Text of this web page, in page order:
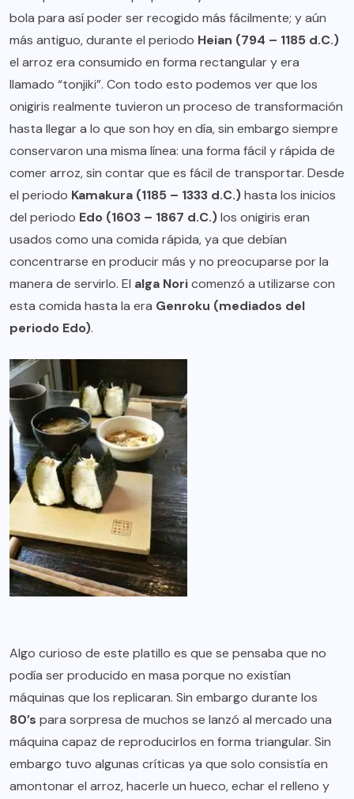
bola para así poder ser recogido más fácilmente; y aún
más antiguo, durante el periodo Heian (794 – 1185 d.C.)
el arroz era consumido en forma rectangular y era
llamado “tonjiki”. Con todo esto podemos ver que los
onigiris realmente tuvieron un proceso de transformación
hasta llegar a lo que son hoy en día, sin embargo siempre
conservaron una misma línea: una forma fácil y rápida de
comer arroz, sin contar que es fácil de transportar. Desde
el periodo Kamakura (1185 – 1333 d.C.)hasta los inicios
del periodo Edo (1603 – 1867 d.C.)los onigiris eran
usados como una comida rápida, ya que debían
concentrarse en producir más y no preocuparse por la
manera de servirlo. El alga Noricomenzó a utilizarse con
esta comida hasta la era Genroku (mediados del
periodo Edo).
Algo curioso de este platillo es que se pensaba que no
podía ser producido en masa porque no existían
máquinas que los replicaran. Sin embargo durante los
80’s para sorpresa de muchos se lanzó al mercado una
máquina capaz de reproducirlos en forma triangular. Sin
embargo tuvo algunas críticas ya que solo consistía en
amontonar el arroz, hacerle un hueco, echar el relleno y